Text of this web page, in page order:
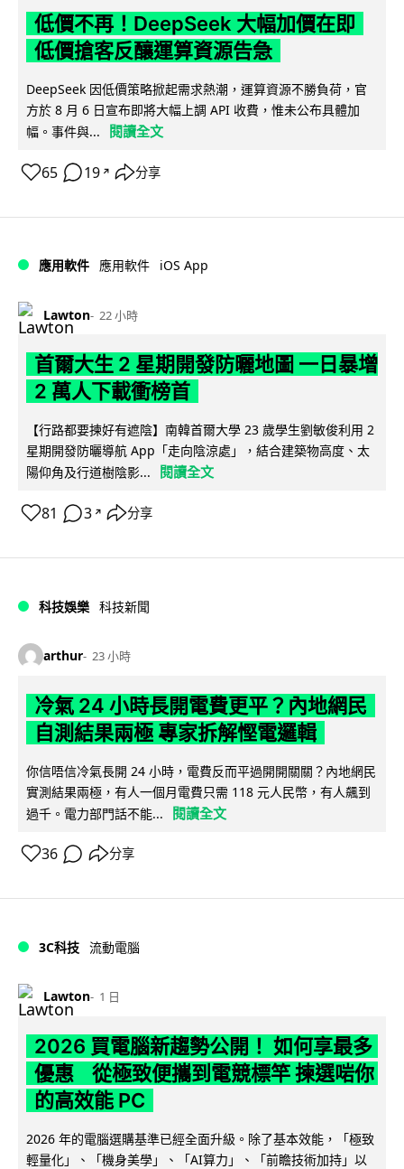
低價不再！DeepSeek 大幅加價在即
低價搶客反釀運算資源告急
DeepSeek 因低價策略掀起需求熱潮，運算資源不勝負荷，官
方於 8 月 6 日宣布即將大幅上調 API 收費，惟未公布具體加
幅。事件與...
閱讀全文
65 19 ↗ 分享
應用軟件 應用軟件 iOS App
Lawton 22 小時
首爾大生 2 星期開發防曬地圖 一日暴增
2 萬人下載衝榜首
【行路都要揀好有遮陰】南韓首爾大學 23 歲學生劉敏俊利用 2
星期開發防曬導航 App「走向陰涼處」，結合建築物高度、太
陽仰角及行道樹陰影...
閱讀全文
81 3 ↗ 分享
科技娛樂 科技新聞
arthur 23 小時
冷氣 24 小時長開電費更平？內地網民
自測結果兩極 專家拆解慳電邏輯
你信唔信冷氣長開 24 小時，電費反而平過開開關關？內地網民
實測結果兩極，有人一個月電費只需 118 元人民幣，有人飆到
過千。電力部門話不能...
閱讀全文
36 分享
3C科技 流動電腦
Lawton 1 日
2026 買電腦新趨勢公開！ 如何享最多
優惠 從極致便攜到電競標竿 揀選啱你
的高效能 PC
2026 年的電腦選購基準已經全面升級。除了基本效能，「極致
輕量化」、「機身美學」、「AI算力」、「前瞻技術加持」以